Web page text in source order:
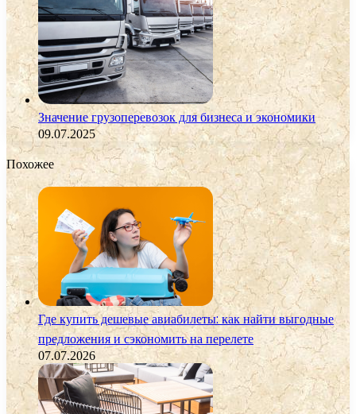
Значение грузоперевозок для бизнеса и экономики
09.07.2025
Похожее
Где купить дешевые авиабилеты: как найти выгодные
предложения и сэкономить на перелете
07.07.2026